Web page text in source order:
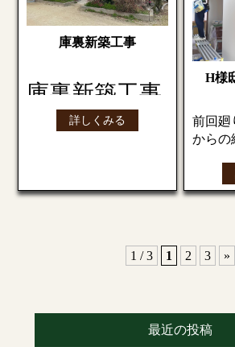
です。
上部も運ばれていきま
二台入っていて、一台
いました。
り固定されました。
を行っていきます
基礎をつくるために地
盤を掘り起こす作業を
します。（根切り）
コンクリートを流しい
遣り方
は
基礎工
壁など
線を
を打
のこと
（実際
とな
になり
印）
いよ
庫裏新築工事
庫裏新築工事
今回のお仕事は、お寺
す。
現在ある庫裏（解体
詳しくみる
H様
前回
からの
今回は
順にク
ます
います
1 / 3 1 2 3 »
最近の投稿